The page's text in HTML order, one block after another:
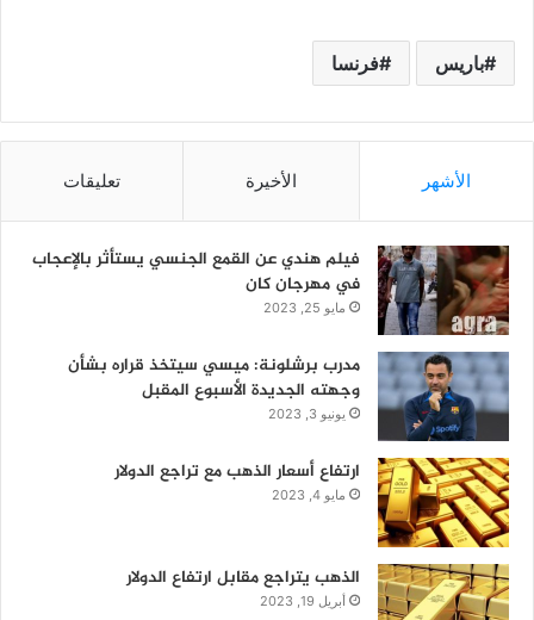
باريس فرنسا
الأشهر الأخيرة تعليقات
فيلم هندي عن القمع الجنسي يستأثر بالإعجاب
في مهرجان كان
مايو 25, 2023
مدرب برشلونة: ميسي سيتخذ قراره بشأن
وجهته الجديدة الأسبوع المقبل
يونيو 3, 2023
ارتفاع أسعار الذهب مع تراجع الدولار
مايو 4, 2023
الذهب يتراجع مقابل ارتفاع الدولار
أبريل 19, 2023